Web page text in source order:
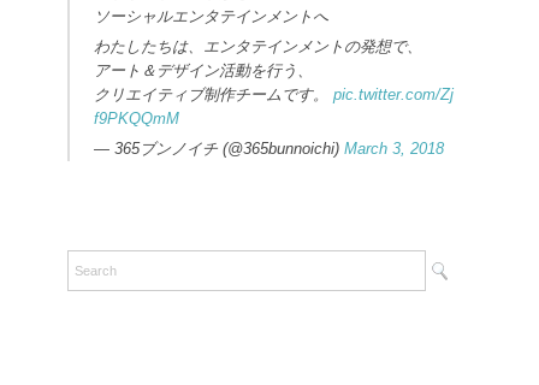
ソーシャルエンタテインメントへ
わたしたちは、エンタテインメントの発想で、
アート＆デザイン活動を行う、
クリエイティブ制作チームです。 pic.twitter.com/Zj
f9PKQQmM
— 365ブンノイチ (@365bunnoichi) March 3, 2018